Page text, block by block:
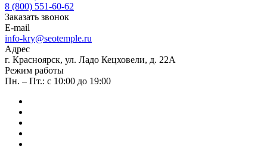
8 (800) 551-60-62
Заказать звонок
E-mail
info-kry@seotemple.ru
Адрес
г. Красноярск, ул. Ладо Кецховели, д. 22А
Режим работы
Пн. – Пт.: с 10:00 до 19:00